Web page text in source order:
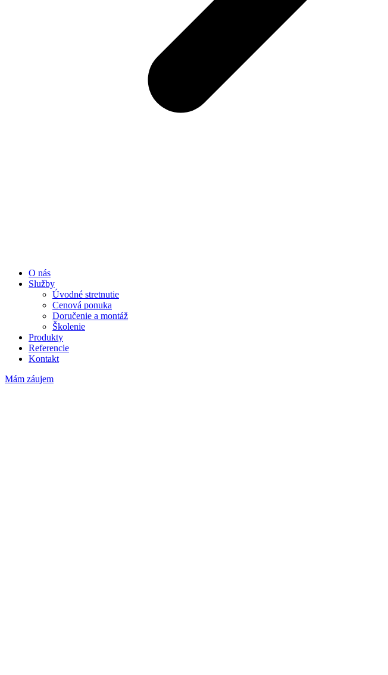
O nás
Služby
Úvodné stretnutie
Cenová ponuka
Doručenie a montáž
Školenie
Produkty
Referencie
Kontakt
Mám záujem